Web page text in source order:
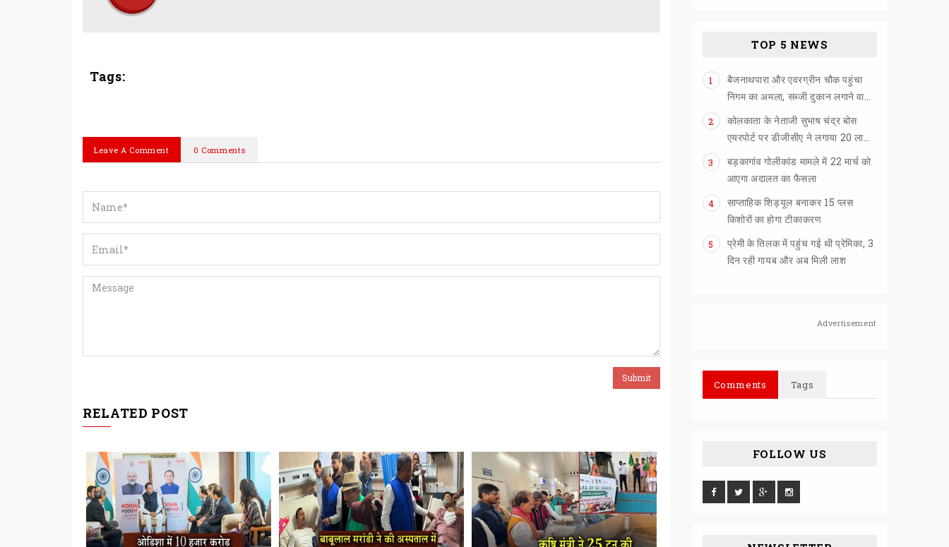
Tags:
Leave A Comment 0 Comments
RELATED POST
TOP 5 NEWS
1
बैजनाथपारा और एवरग्रीन चौक पहुंचा
2
कोलकाता के नेताजी सुभाष चंद्र बोस
3
बड़कागांव गोलीकांड मामले में 22 मार्च को
आएगा अदालत का फैसला
4
साप्ताहिक शिड्यूल बनाकर 15 प्लस
किशोरों का होगा टीकाकरण
5
प्रेमी के तिलक में पहुंच गई थी प्रेमिका, 3
दिन रही गायब और अब मिली लाश
Advertisement
Comments Tags
FOLLOW US